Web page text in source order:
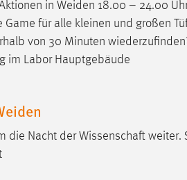
in Weiden 18.00 – 24.00
Game für alle kleinen und großen
von 30 Minuten
im Labor Hauptgebäude
die Nacht der Wissenschaft
diesem Cookie gespeichert, ob man
ist.
der Website.